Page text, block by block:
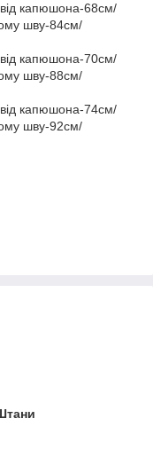
капюшона-68см/
шву-84см/
капюшона-70см/
шву-88см/
капюшона-74см/
шву-92см/